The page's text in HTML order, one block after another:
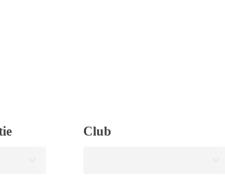
Club